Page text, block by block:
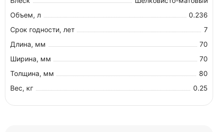
Объем, л
0.236
Срок годности, лет
7
Длина, мм
70
Ширина, мм
70
Толщина, мм
80
Вес, кг
0.25